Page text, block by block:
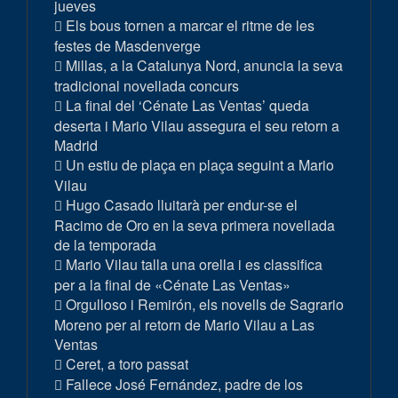
jueves
Els bous tornen a marcar el ritme de les
festes de Masdenverge
Millas, a la Catalunya Nord, anuncia la seva
tradicional novellada concurs
La final del ‘Cénate Las Ventas’ queda
deserta i Mario Vilau assegura el seu retorn a
Madrid
Un estiu de plaça en plaça seguint a Mario
Vilau
Hugo Casado lluitarà per endur-se el
Racimo de Oro en la seva primera novellada
de la temporada
Mario Vilau talla una orella i es classifica
per a la final de «Cénate Las Ventas»
Orgulloso i Remirón, els novells de Sagrario
Moreno per al retorn de Mario Vilau a Las
Ventas
Ceret, a toro passat
Fallece José Fernández, padre de los